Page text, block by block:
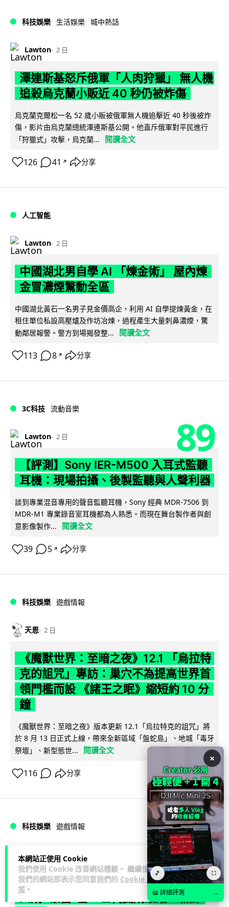
本網站正使用 Cookie
我們使用 Cookie 改善網站體驗。 繼續使用
我們的網站即表示您同意我們的 Cookie 政
策 。
科技娛樂 生活娛樂 城中熱話
Lawton 2 日
澤連斯基怒斥俄軍「人肉狩獵」 無人機
追殺烏克蘭小販近 40 秒仍被炸傷
烏克蘭克爾松一名 52 歲小販被俄軍無人機追擊近 40 秒後被炸
傷，影片由烏克蘭總統澤連斯基公開。他直斥俄軍對平民進行
「狩獵式」攻擊，烏克蘭...
閱讀全文
126 41 ↗ 分享
人工智能
Lawton 2 日
中國湖北男自學 AI 「煉金術」 屋內煉
金冒濃煙驚動全區
中國湖北黃石一名男子見金價高企，利用 AI 自學提煉黃金，在
租住單位私設高壓爐及作坊冶煉，過程產生大量刺鼻濃煙，驚
動鄰居報警。警方到場揭發整...
閱讀全文
113 8 ↗ 分享
3C科技 流動音樂
Lawton 2 日 89
【評測】Sony IER-M500 入耳式監聽
耳機：現場拍攝、後製監聽與人聲利器
談到專業混音專用的聲音監聽耳機，Sony 經典 MDR-7506 到
MDR-M1 專業錄音室耳機都為人熟悉。而現在舞台製作者與創
意影像製作...
閱讀全文
39 5 ↗ 分享
科技娛樂 遊戲情報
天恩 2 日
《魔獸世界：至暗之夜》12.1 「烏拉特
克的詛咒」專訪：巢穴不為提高世界首
領門檻而設 《諸王之眠》縮短約 10 分
鐘
《魔獸世界：至暗之夜》版本更新 12.1「烏拉特克的詛咒」將
於 8 月 13 日正式上線，帶來全新區域「盤蛇島」、地城「毒牙
祭壇」、新型態世...
閱讀全文
116 分享
科技娛樂 遊戲情報
Lawton 2 日
日本二手遊戲店減 90% 門市 業績反增
四成 "懷舊"在 Z 世代變成最潮「新鮮
×
🎵 ⛶
📖 詳細評測 →